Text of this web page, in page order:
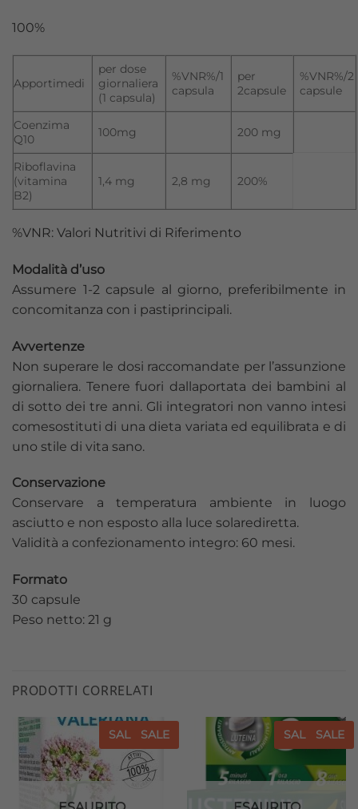
100%
Apportimedi
per dose
giornaliera
(1 capsula)
%VNR%/1
capsula
per
2capsule
%VNR%/2
capsule
Coenzima
Q10
100mg 200 mg
Riboflavina
(vitamina
B2)
1,4 mg 2,8 mg 200%
%VNR: Valori Nutritivi di Riferimento
Modalità d’uso
Assumere 1-2 capsule al giorno, preferibilmente in
concomitanza con i pastiprincipali.
Avvertenze
Non superare le dosi raccomandate per l’assunzione
giornaliera. Tenere fuori dallaportata dei bambini al
di sotto dei tre anni. Gli integratori non vanno intesi
comesostituti di una dieta variata ed equilibrata e di
uno stile di vita sano.
Conservazione
Conservare a temperatura ambiente in luogo
asciutto e non esposto alla luce solarediretta.
Validità a confezionamento integro: 60 mesi.
Formato
30 capsule
Peso netto: 21 g
PRODOTTI CORRELATI
SALE SALE
Aggiungi
alla lista
dei
SALE SALE
alla lista
dei